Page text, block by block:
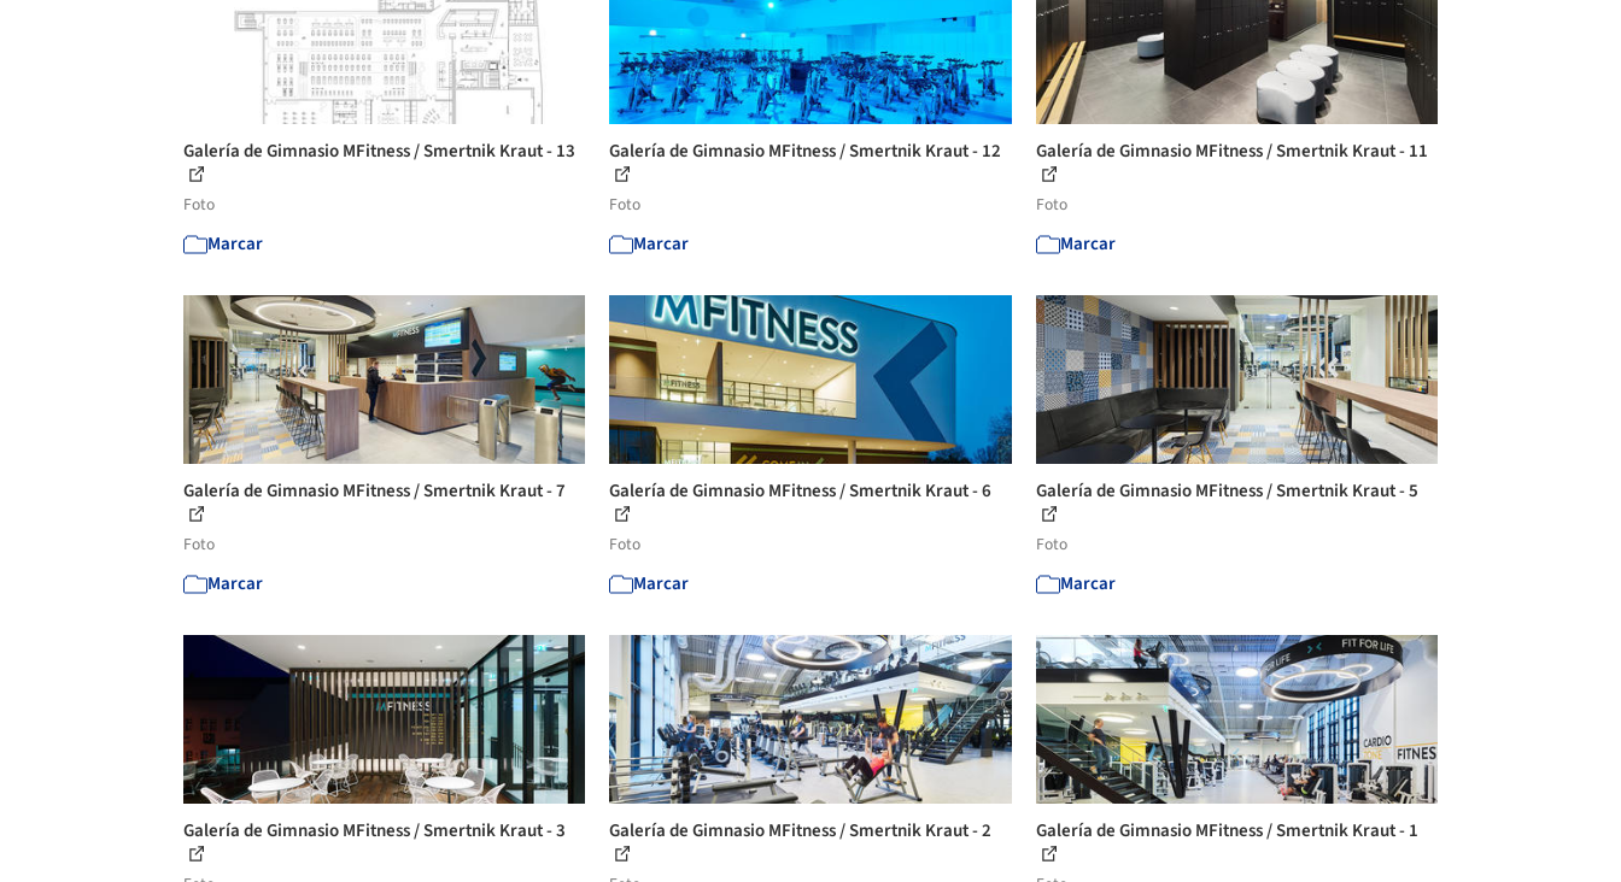
Galería de Gimnasio MFitness / Smertnik Kraut - 13
Foto
Marcar
Galería de Gimnasio MFitness / Smertnik Kraut - 12
Foto
Marcar
Galería de Gimnasio MFitness / Smertnik Kraut - 11
Foto
Marcar
Galería de Gimnasio MFitness / Smertnik Kraut - 7
Foto
Marcar
Galería de Gimnasio MFitness / Smertnik Kraut - 6
Foto
Marcar
Galería de Gimnasio MFitness / Smertnik Kraut - 5
Foto
Marcar
Galería de Gimnasio MFitness / Smertnik Kraut - 3 Galería de Gimnasio MFitness / Smertnik Kraut - 2 Galería de Gimnasio MFitness / Smertnik Kraut - 1